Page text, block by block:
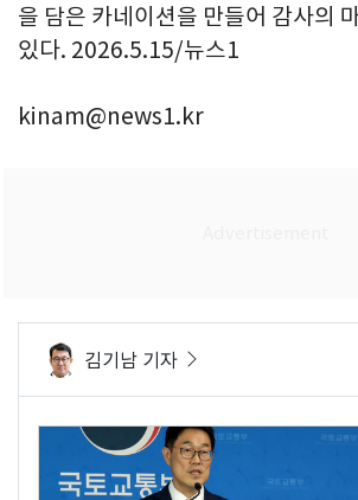
을 담은 카네이션을 만들어 감사의
있다. 2026.5.15/뉴스1
kinam@news1.kr
김기남 기자